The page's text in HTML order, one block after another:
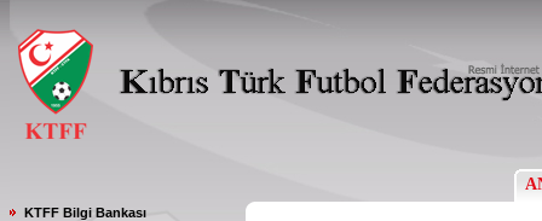
KTFF Bilgi Bankası